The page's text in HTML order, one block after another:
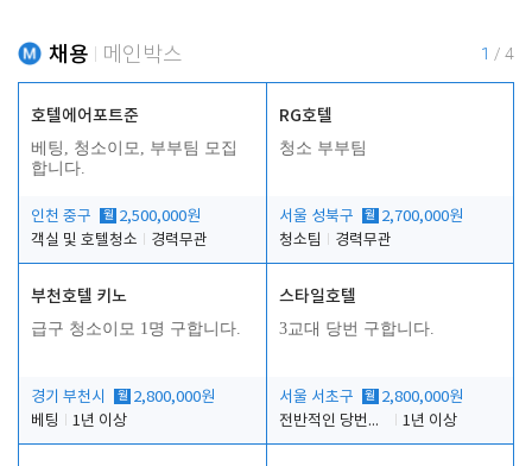
채용 메인박스 1 / 4
호텔에어포트준
베팅, 청소이모, 부부팀 모집
합니다.
인천 중구 월 2,500,000원
객실 및 호텔청소
경력무관
RG호텔
청소 부부팀
서울 성북구 월 2,700,000원
청소팀
경력무관
부천호텔 키노
급구 청소이모 1명 구합니다.
경기 부천시 월 2,800,000원
베팅
1년 이상
스타일호텔
3교대 당번 구합니다.
서울 서초구 월 2,800,000원
전반적인 당번업무
1년 이상